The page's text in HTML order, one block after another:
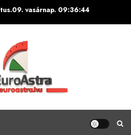
vasárnap. 09:36:45